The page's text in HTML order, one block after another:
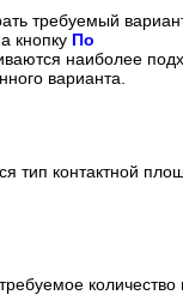
требуемый
кнопку По
наиболее
варианта.
тип контактной
количество